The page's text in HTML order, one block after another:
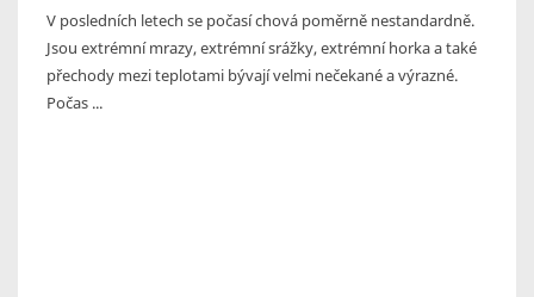
V posledních letech se počasí chová poměrně nestandardně.
Jsou extrémní mrazy, extrémní srážky, extrémní horka a také
přechody mezi teplotami bývají velmi nečekané a výrazné.
Počas ...